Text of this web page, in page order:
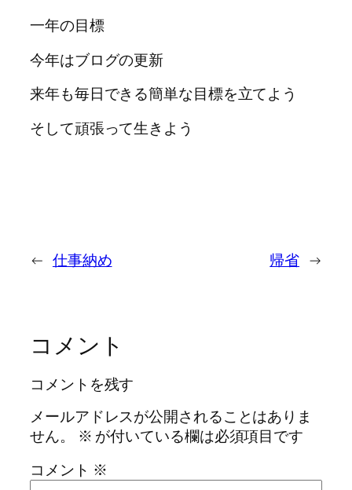
一年の目標
今年はブログの更新
来年も毎日できる簡単な目標を立てよう
そして頑張って生きよう
← 仕事納め 帰省 →
コメント
コメントを残す
メールアドレスが公開されることはありま
せん。
※ が付いている欄は必須項目です
コメント ※